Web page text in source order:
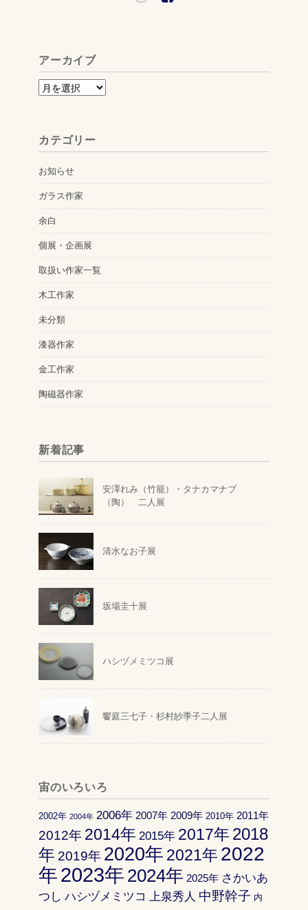
アーカイブ
ア
イ
カテゴリー
お知らせ
ガラス作家
余白
個展・企画展
取扱い作家一覧
木工作家
未分類
漆器作家
金工作家
陶磁器作家
新着記事
安澤れみ（竹籠）・タナカマナブ
（陶） 二人展
清水なお子展
坂場圭十展
ハシヅメミツコ展
饗庭三七子・杉村紗季子二人展
宙のいろいろ
2002年 2004年 2006年 2007年 2009年 2010年 2011年
2012年 2014年 2015年 2017年 2018
年 2019年 2020年 2021年 2022
年2023年 2024年 2025年 さかいあ
つし ハシヅメミツコ 上泉秀人 中野幹子 内